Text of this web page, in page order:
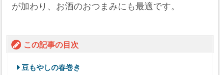
が加わり、お酒のおつまみにも最適です。
この記事の目次
豆もやしの春巻き